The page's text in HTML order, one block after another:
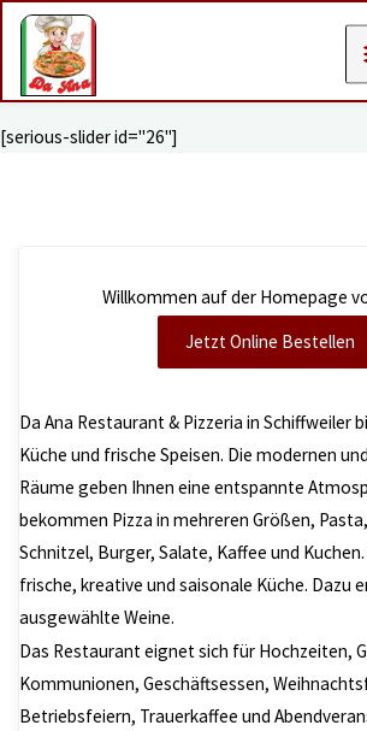
Skip
content
[serious-slider id="26"]
Willkommen auf der Homepage
Jetzt Online Bestellen
Da Ana Restaurant & Pizzeria in Schiffweiler
Küche und frische Speisen. Die modernen
Räume geben Ihnen eine entspannte
bekommen Pizza in mehreren Größen,
Schnitzel, Burger, Salate, Kaffee und
frische, kreative und saisonale Küche. Dazu
ausgewählte Weine.
Das Restaurant eignet sich für Hochzeiten,
Kommunionen, Geschäftsessen,
Betriebsfeiern, Trauerkaffee und